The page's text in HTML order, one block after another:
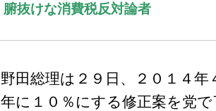
腑抜けな消費税反対論者
野田総理は２９日、２０１４年
年に１０％にする修正案を党